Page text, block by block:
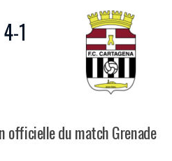
4-1
officielle du match Grenade